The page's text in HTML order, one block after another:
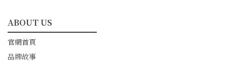
ABOUT US
━━━━━━━━━━━
官網首頁
品牌故事